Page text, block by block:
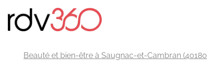
Beauté et bien-être à Saugnac-et-Cambran